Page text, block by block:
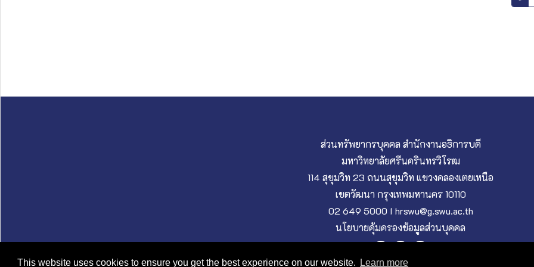
This website uses cookies to ensure you get the best experience on our website. Learn more
ส่วนทรัพยากรบุคคล สำนักงานอธิการบดี
มหาวิทยาลัยศรีนครินทรวิโรฒ
114 สุขุมวิท 23 ถนนสุขุมวิท แขวงคลองเตยเหนือ
เขตวัฒนา กรุงเทพมหานคร 10110
02 649 5000 I hrswu@g.swu.ac.th
นโยบายคุ้มครองข้อมูลส่วนบุคคล